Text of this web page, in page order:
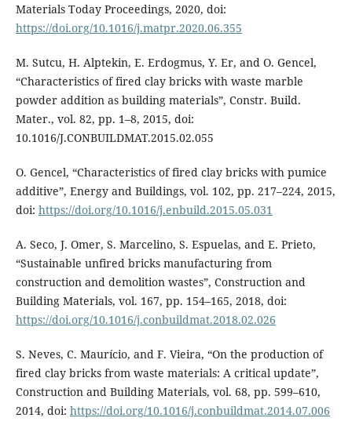
Materials Today Proceedings, 2020, doi:
https://doi.org/10.1016/j.matpr.2020.06.355
M. Sutcu, H. Alptekin, E. Erdogmus, Y. Er, and O. Gencel,
“Characteristics of fired clay bricks with waste marble
powder addition as building materials”, Constr. Build.
Mater., vol. 82, pp. 1–8, 2015, doi:
10.1016/J.CONBUILDMAT.2015.02.055
O. Gencel, “Characteristics of fired clay bricks with pumice
additive”, Energy and Buildings, vol. 102, pp. 217–224, 2015,
doi: https://doi.org/10.1016/j.enbuild.2015.05.031
A. Seco, J. Omer, S. Marcelino, S. Espuelas, and E. Prieto,
“Sustainable unfired bricks manufacturing from
construction and demolition wastes”, Construction and
Building Materials, vol. 167, pp. 154–165, 2018, doi:
https://doi.org/10.1016/j.conbuildmat.2018.02.026
S. Neves, C. Maurício, and F. Vieira, “On the production of
fired clay bricks from waste materials: A critical update”,
Construction and Building Materials, vol. 68, pp. 599–610,
2014, doi: https://doi.org/10.1016/j.conbuildmat.2014.07.006